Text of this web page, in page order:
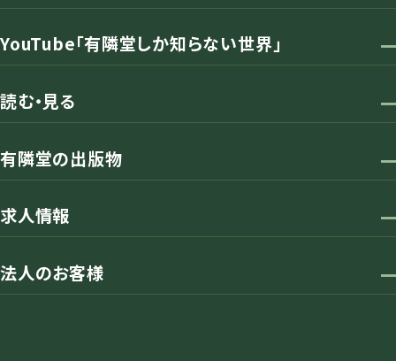
YouTube「有隣堂しか知らない世界」
読む・見る
有隣堂の出版物
求人情報
法人のお客様